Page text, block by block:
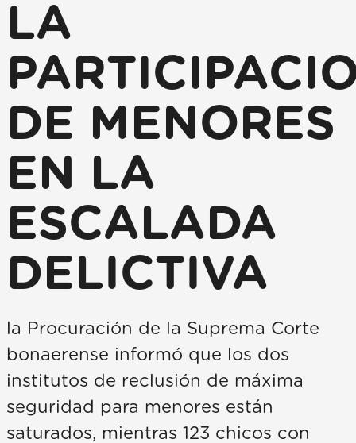
LA
DE MENORES
EN LA
ESCALADA
DELICTIVA
la Procuración de la Suprema Corte
bonaerense informó que los dos
institutos de reclusión de máxima
seguridad para menores están
saturados, mientras 123 chicos con